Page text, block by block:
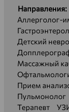
Направления:
Аллерголог-
Детский
Массажный
Прием
Пульмонолог
Терапевт